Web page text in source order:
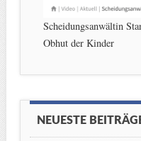
Scheidungsanwältin
Obhut der Kinder
NEUESTE